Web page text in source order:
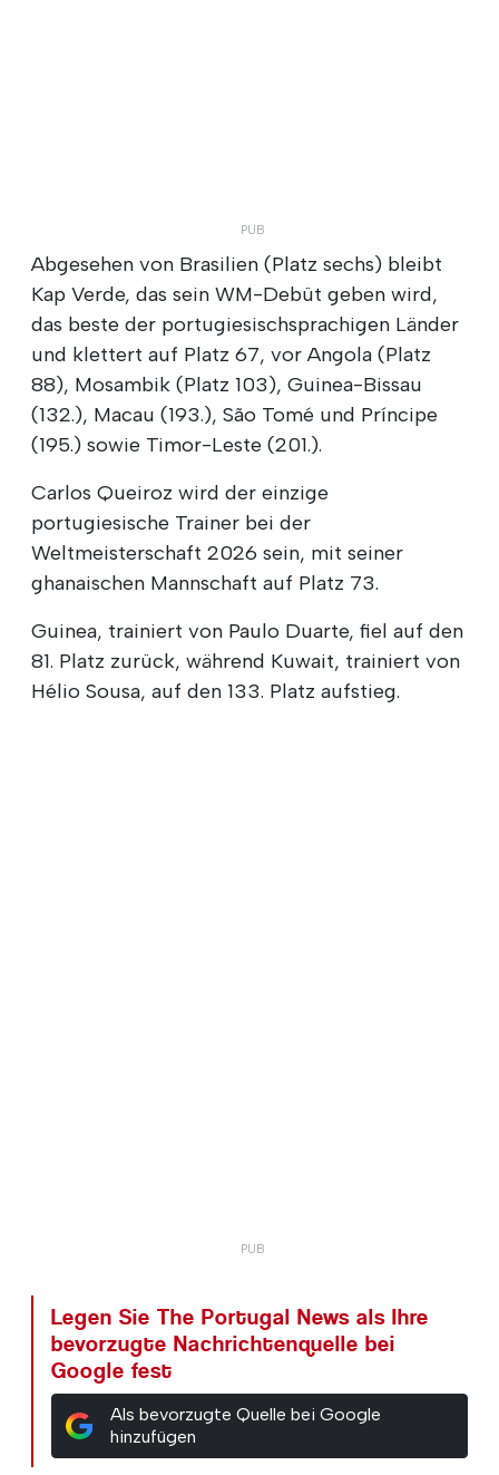
Abgesehen von Brasilien (Platz sechs) bleibt
Kap Verde, das sein WM-Debüt geben wird,
das beste der portugiesischsprachigen Länder
und klettert auf Platz 67, vor Angola (Platz
88), Mosambik (Platz 103), Guinea-Bissau
(132.), Macau (193.), São Tomé und Príncipe
(195.) sowie Timor-Leste (201.).
Carlos Queiroz wird der einzige
portugiesische Trainer bei der
Weltmeisterschaft 2026 sein, mit seiner
ghanaischen Mannschaft auf Platz 73.
Guinea, trainiert von Paulo Duarte, fiel auf den
81. Platz zurück, während Kuwait, trainiert von
Hélio Sousa, auf den 133. Platz aufstieg.
Legen Sie The Portugal News als Ihre
bevorzugte Nachrichtenquelle bei
Google fest
Als bevorzugte Quelle bei Google
hinzufügen